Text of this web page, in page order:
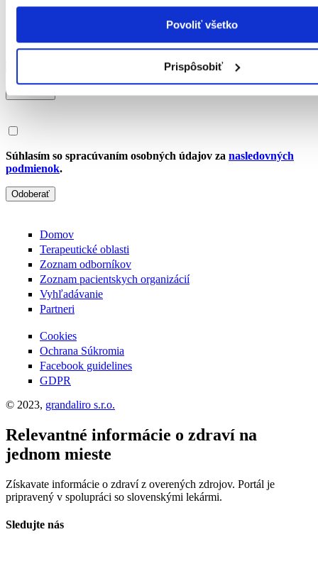
Povoliť všetko
Prispôsobiť
1-krátmesačne
Odoberať
Súhlasím so spracúvaním osobných údajov za nasledovných
podmienok.
Odoberať
Domov
Terapeutické oblasti
Zoznam odborníkov
Zoznam pacientskych organizácií
Vyhľadávanie
Partneri
Cookies
Ochrana Súkromia
Facebook guidelines
GDPR
© 2023, grandaliro s.r.o.
Relevantné informácie o zdraví na
jednom mieste
Získavate informácie o zdraví z overených zdrojov. Portál je
pripravený v spolupráci so slovenskými lekármi.
Sledujte nás